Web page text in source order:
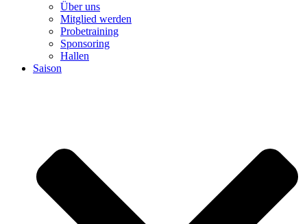
Über uns
Mitglied werden
Probetraining
Sponsoring
Hallen
Saison